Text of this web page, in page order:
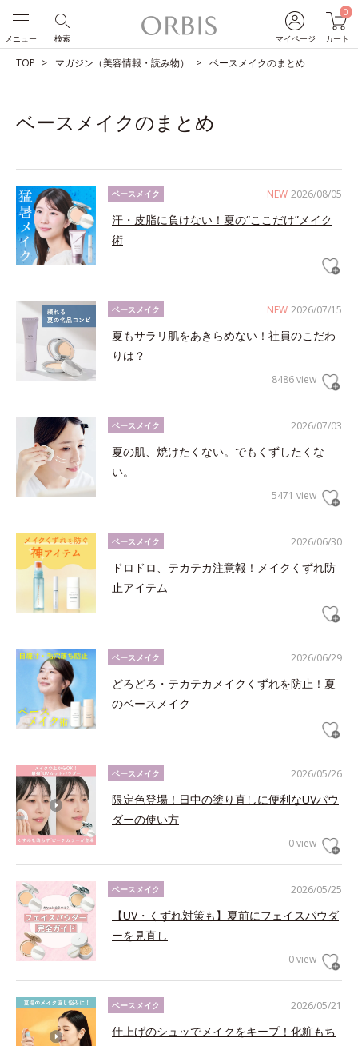
マイページ
0
カート
検索
メニュー
TOP マガジン（美容情報・読み物） ベースメイクのまとめ
ベースメイクのまとめ
NEW 2026/08/05
ベースメイク
汗・皮脂に負けない！夏の“ここだけ”メイク
術
NEW 2026/07/15
ベースメイク
夏もサラリ肌をあきらめない！社員のこだわ
りは？
8486 view
2026/07/03
ベースメイク
夏の肌、焼けたくない。でもくずしたくな
い。
5471 view
2026/06/30
ベースメイク
ドロドロ、テカテカ注意報！メイクくずれ防
止アイテム
2026/06/29
ベースメイク
どろどろ・テカテカメイクくずれを防止！夏
のベースメイク
2026/05/26
ベースメイク
限定色登場！日中の塗り直しに便利なUVパウ
ダーの使い方
0 view
2026/05/25
ベースメイク
【UV・くずれ対策も】夏前にフェイスパウダ
ーを見直し
0 view
2026/05/21
ベースメイク
仕上げのシュッでメイクをキープ！化粧もち